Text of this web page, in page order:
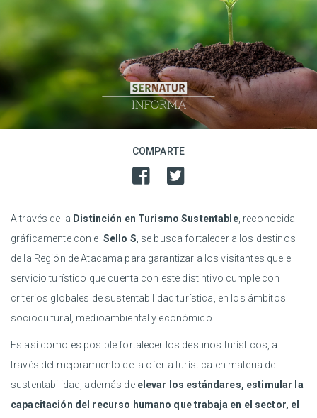
COMPARTE
A través de la Distinción en Turismo Sustentable, reconocida
gráficamente con el Sello S , se busca fortalecer a los destinos
de la Región de Atacama para garantizar a los visitantes que el
servicio turístico que cuenta con este distintivo cumple con
criterios globales de sustentabilidad turística, en los ámbitos
sociocultural, medioambiental y económico.
Es así como es posible fortalecer los destinos turísticos, a
través del mejoramiento de la oferta turística en materia de
sustentabilidad, además de elevar los estándares, estimular la
capacitación del recurso humano que trabaja en el sector, el